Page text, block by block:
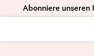
to
navigation
to
content
to
Abonniere unseren